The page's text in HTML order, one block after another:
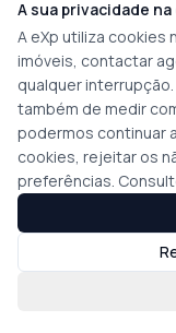
A sua privacidade na
A eXp utiliza
imóveis, contactar
qualquer
também de medir
podermos continuar
cookies, rejeitar os
preferências.